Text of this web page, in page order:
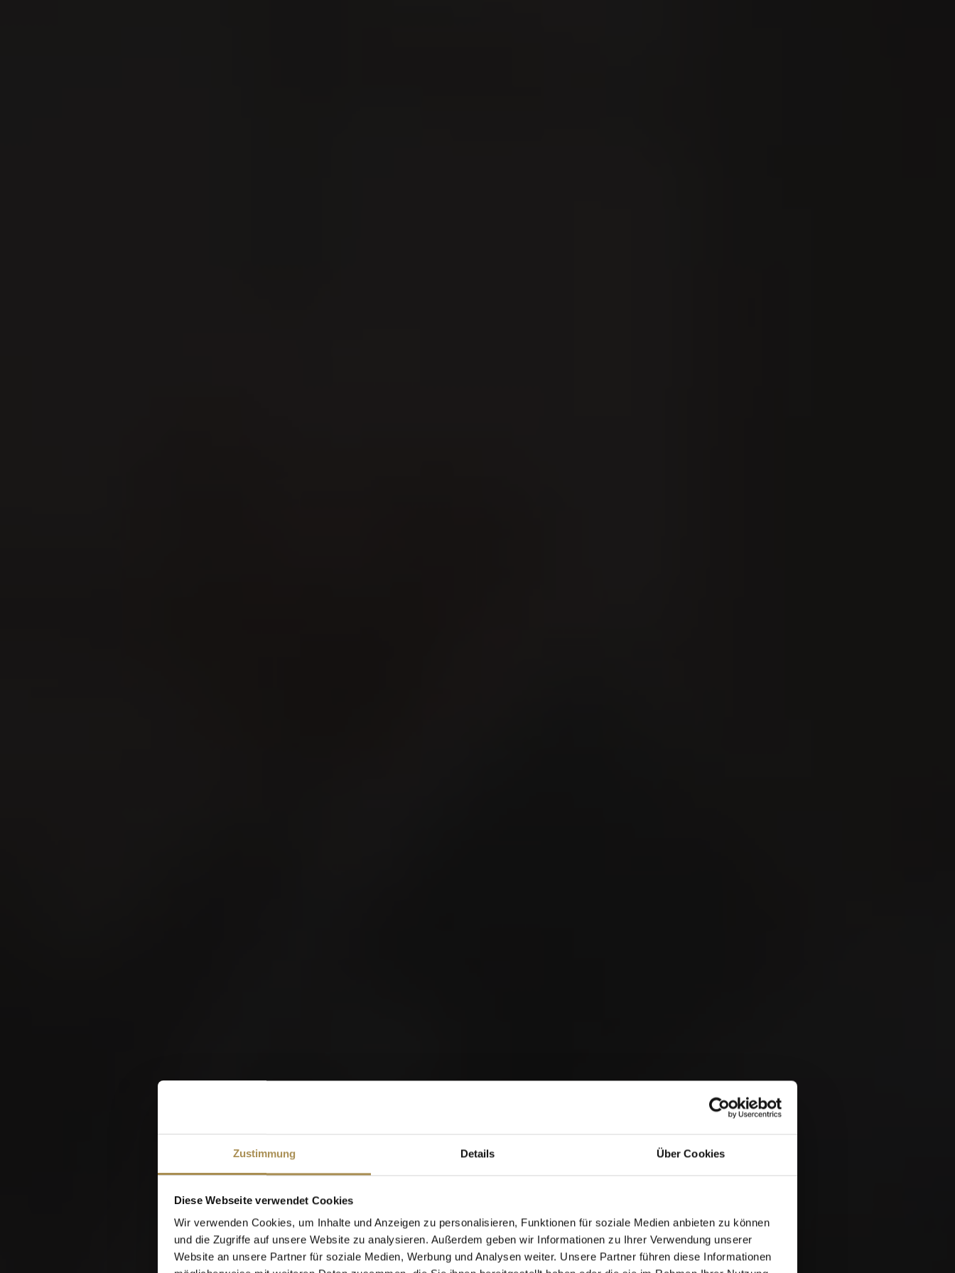
Zustimmung Details Über Cookies
Diese Webseite verwendet Cookies
Wir verwenden Cookies, um Inhalte und Anzeigen zu personalisieren, Funktionen für soziale Medien anbieten zu können
und die Zugriffe auf unsere Website zu analysieren. Außerdem geben wir Informationen zu Ihrer Verwendung unserer
Website an unsere Partner für soziale Medien, Werbung und Analysen weiter. Unsere Partner führen diese Informationen
World of Cigars &
Cigarillos
Wann wurden Sie geboren?